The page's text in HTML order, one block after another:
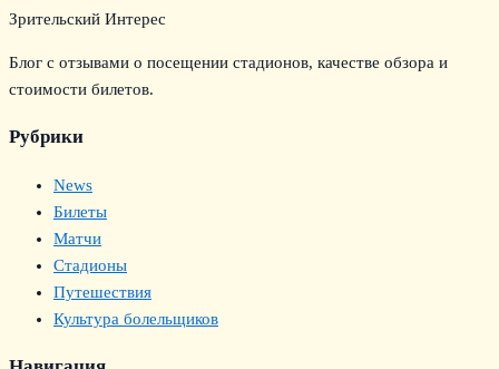
Зрительский Интерес
Блог с отзывами о посещении стадионов, качестве обзора и
стоимости билетов.
Рубрики
News
Билеты
Матчи
Стадионы
Путешествия
Культура болельщиков